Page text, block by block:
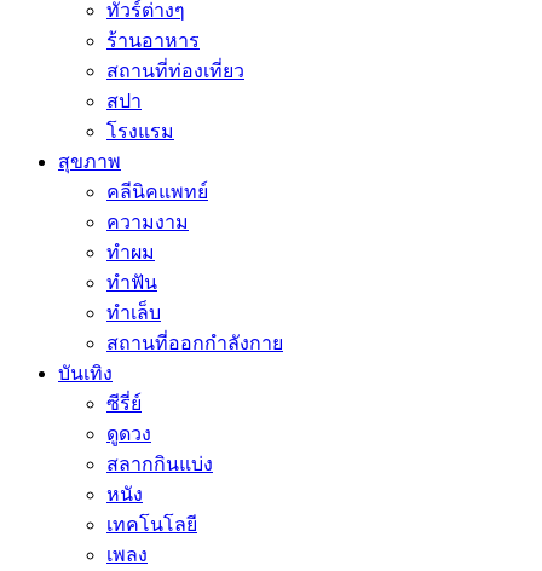
ทัวร์ต่างๆ
ร้านอาหาร
สถานที่ท่องเที่ยว
สปา
โรงแรม
สุขภาพ
คลีนิคแพทย์
ความงาม
ทำผม
ทำฟัน
ทำเล็บ
สถานที่ออกกำลังกาย
บันเทิง
ซีรี่ย์
ดูดวง
สลากกินแบ่ง
หนัง
เทคโนโลยี
เพลง